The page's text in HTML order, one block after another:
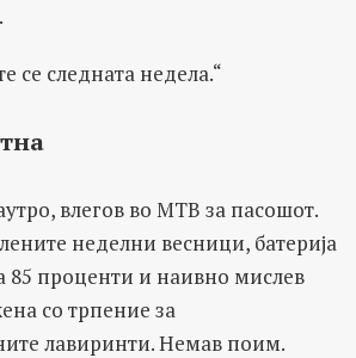
се следната недела.“
влегов во МТВ за пасошот.
неделни весници, батерија
85 проценти и наивно мислев
со трпение за
лавиринти. Немав поим.